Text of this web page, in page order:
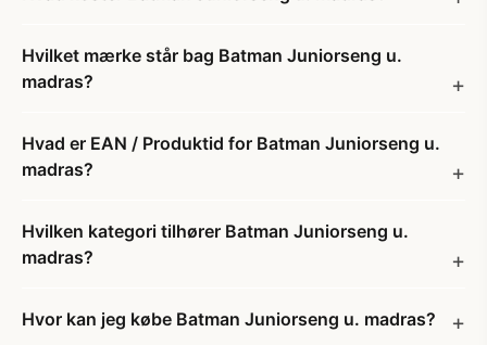
Hvilket mærke står bag Batman Juniorseng u.
madras?
Hvad er EAN / Produktid for Batman Juniorseng u.
madras?
Hvilken kategori tilhører Batman Juniorseng u.
madras?
Hvor kan jeg købe Batman Juniorseng u. madras?